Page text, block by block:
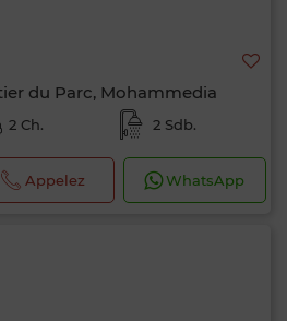
du Parc, Mohammedia
2 Ch. 2 Sdb.
Appelez WhatsApp